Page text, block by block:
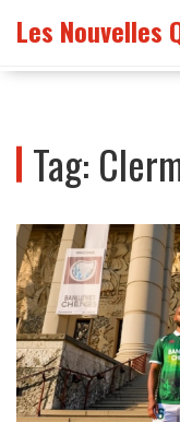
Tag: